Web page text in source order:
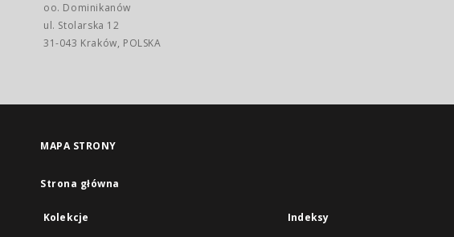
oo. Dominikanów
ul. Stolarska 12
31-043 Kraków, POLSKA
MAPA STRONY
Strona główna
Kolekcje Indeksy